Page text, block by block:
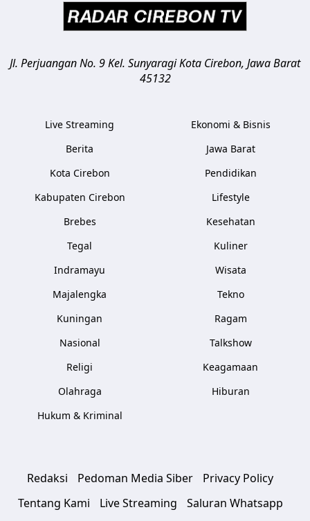
Jl. Perjuangan No. 9 Kel. SunyaragiKota Cirebon, Jawa Barat
45132
Live Streaming
Berita
Kota Cirebon
Kabupaten Cirebon
Brebes
Tegal
Indramayu
Majalengka
Kuningan
Nasional
Religi
Olahraga
Hukum & Kriminal
Ekonomi & Bisnis
Jawa Barat
Pendidikan
Lifestyle
Kesehatan
Kuliner
Wisata
Tekno
Ragam
Talkshow
Keagamaan
Hiburan
Redaksi Pedoman Media Siber
Privacy Policy
Tentang Kami
Live Streaming Saluran Whatsapp